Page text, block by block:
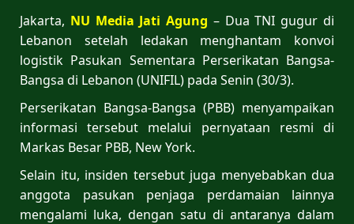
Jakarta, NU Media Jati Agung – Dua TNI gugur di
Lebanon setelah ledakan menghantam konvoi
logistik Pasukan Sementara Perserikatan Bangsa-
Bangsa di Lebanon (UNIFIL) pada Senin (30/3).
Perserikatan Bangsa-Bangsa (PBB) menyampaikan
informasi tersebut melalui pernyataan resmi di
Markas Besar PBB, New York.
Selain itu, insiden tersebut juga menyebabkan dua
anggota pasukan penjaga perdamaian lainnya
mengalami luka, dengan satu di antaranya dalam